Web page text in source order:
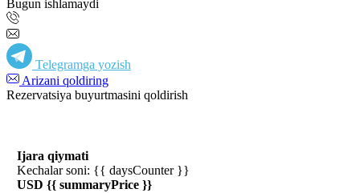
Bugun ishlamaydi
Telegramga yozish
Arizani qoldiring
Rezervatsiya buyurtmasini qoldirish
Ijara qiymati
Kechalar soni: {{ daysCounter }}
USD {{ summaryPrice }}